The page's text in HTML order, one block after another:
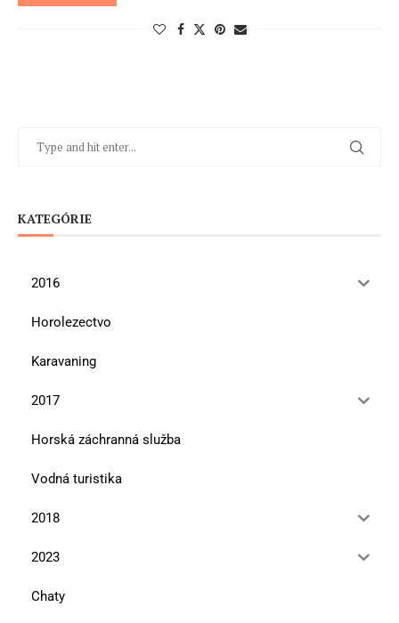
KATEGÓRIE
2016
Horolezectvo
Karavaning
2017
Horská záchranná služba
Vodná turistika
2018
2023
Chaty